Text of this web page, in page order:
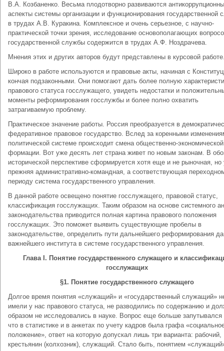
В.А. Козбаненко. Весьма плодотворно развиваются
аспекты системы организации и функционирования государственной
в трудах А.В. Куракина. Комплексное и очень серьезное, с научно-
практической точки зрения, исследование основополагающих
государственной службы содержится в трудах А.Ф. Ноздрачева.
Мнения этих и других авторов будут представлены в курсовой
Широко в работе используются и правовые акты, начиная с
кончая подзаконными. Они помогают дать более полную
правового статуса госслужащего, увидеть недостатки и
моменты реформирования госслужбы и более полно охватить
затрагиваемую проблему.
Практическое значение работы. Россия преобразуется в
федеративное правовое государство. Вслед за коренными
политической системе происходит смена общественно-экономической
формации. Вот уже десять лет страна живет по новым законам. В
исторической перспективе сформируется хотя еще и не рыночная, но
прежняя административно-командная, а соответствующая
периоду система государственного управления.
В данной работе освещено понятие госслужащего, правовой статус,
классификация госслужащих. Таким образом на основе системного
законодательства приводится полная картина правового положения
госслужащих. Это поможет выявить существующие пробелы в
законодательстве, определить пути дальнейшего реформирования
важнейшего института в системе государственного управления.
Глава . Понятие государственного служащего и
госслужащих
§1. Понятие государственного служащего
Долгое время понятия «служащий» и «государственный служащий»
имели у нас правового статуса, не разводились по содержанию и
образом не исследовались в науке. Вопрос еще больше запутывался
что в статистике и в анкетах по учету кадров была графа
положение», ответ на которую допускал лишь три варианта: рабочий,
крестьянин (колхозник), служащий. Стало быть, понятием